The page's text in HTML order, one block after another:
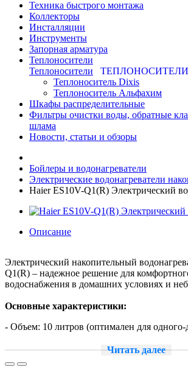
Техника быстрого монтажа
Коллекторы
Инсталляции
Инструменты
Запорная арматура
Теплоносители
Теплоносители
ТЕПЛОНОСИТЕЛИ
Теплоноситель Dixis
Теплоноситель Альфахим
Шкафы распределительные
Фильтры очистки воды, обратные
шлама
Новости, статьи и обзоры
Бойлеры и водонагреватели
Электрические водонагреватели
Haier ES10V-Q1(R) Электрический
Описание
Электрический накопительный
Q1(R) – надежное решение для
водоснабжения в домашних условиях и
Основные характеристики:
- Объем: 10 литров (оптимален для одного-
- Мощность: 2 кВт (время нагрева до 75°C
Читать далее